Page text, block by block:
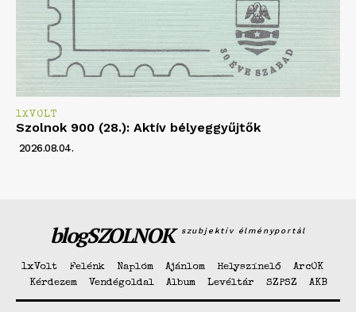
1XVOLT
Szolnok 900 (28.): Aktív bélyeggyűjtők
2026.08.04.
blogSZOLNOK szubjektív élményportál
1xVolt Felénk Naplóm Ajánlom Helyszínelő
ArcOK
Kérdezem
Vendégoldal Album Levéltár SZPSZ AKB